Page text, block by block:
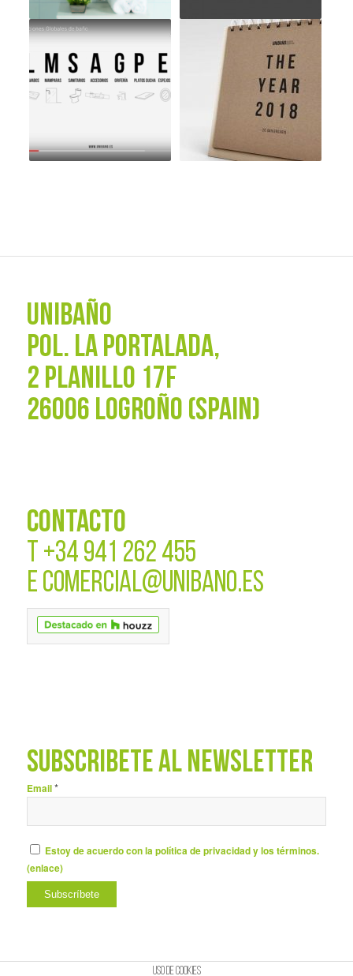
UNIBAÑO
POL. La Portalada,
2 PLANILLO 17F
26006 LOGROÑO (SPAIN)
CONTACTO
T +34 941 262 455
E COMERCIAL@UNIBANO.ES
SUBSCRÍBETE AL NEWSLETTER
Email*
Estoy de acuerdo con la política de privacidad y los términos.
(enlace)
Uso de cookies